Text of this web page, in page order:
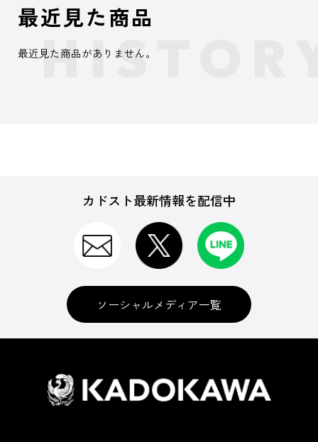
最近見た商品
最近見た商品がありません。
カドスト最新情報を配信中
ソーシャルメディア一覧